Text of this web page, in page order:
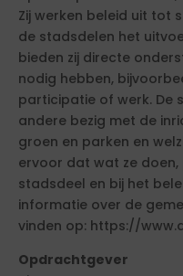
Zij werken beleid uit tot
de stadsdelen het
bieden zij directe
nodig hebben,
participatie of werk. De
andere bezig met de
groen en parken en
ervoor dat wat ze
stadsdeel en bij het
informatie over de
vinden op: https://
Opdrachtgever